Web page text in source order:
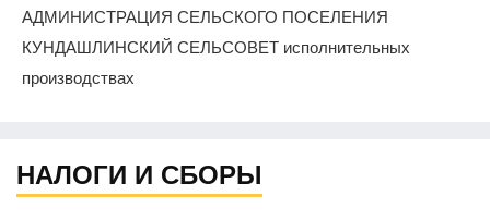
АДМИНИСТРАЦИЯ СЕЛЬСКОГО ПОСЕЛЕНИЯ
КУНДАШЛИНСКИЙ СЕЛЬСОВЕТ исполнительных
производствах
НАЛОГИ И СБОРЫ